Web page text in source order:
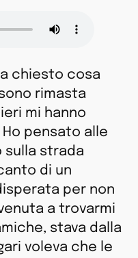
chiesto cosa
rimasta
mi hanno
pensato alle
sulla strada
di un
per non
a trovarmi
stava dalla
voleva che le